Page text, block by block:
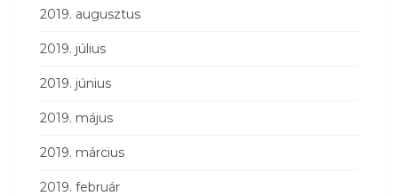
2019. augusztus
2019. július
2019. június
2019. május
2019. március
2019. február